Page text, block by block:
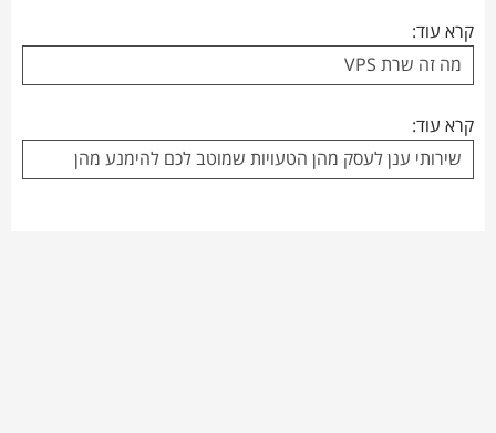
קרא עוד:
מה זה שרת VPS
קרא עוד:
שירותי ענן לעסק מהן הטעויות שמוטב לכם להימנע מהן